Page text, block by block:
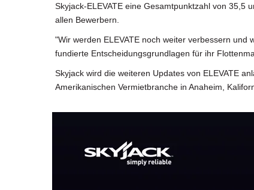
Skyjack-ELEVATE eine Gesamtpunktzahl von 35,5
allen Bewerbern.
"Wir werden ELEVATE noch weiter verbessern und
fundierte Entscheidungsgrundlagen für ihr
Skyjack wird die weiteren Updates von ELEVATE
Amerikanischen Vermietbranche in Anaheim,